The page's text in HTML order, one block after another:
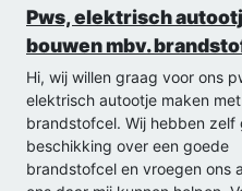
Pws, elektrisch
bouwen mbv.
Hi, wij willen graag voor ons
elektrisch autootje maken
brandstofcel. Wij hebben zelf
beschikking over een goede
brandstofcel en vroegen ons